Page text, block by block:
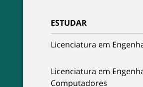
ESTUDAR
Licenciatura em
Licenciatura em
Computadores